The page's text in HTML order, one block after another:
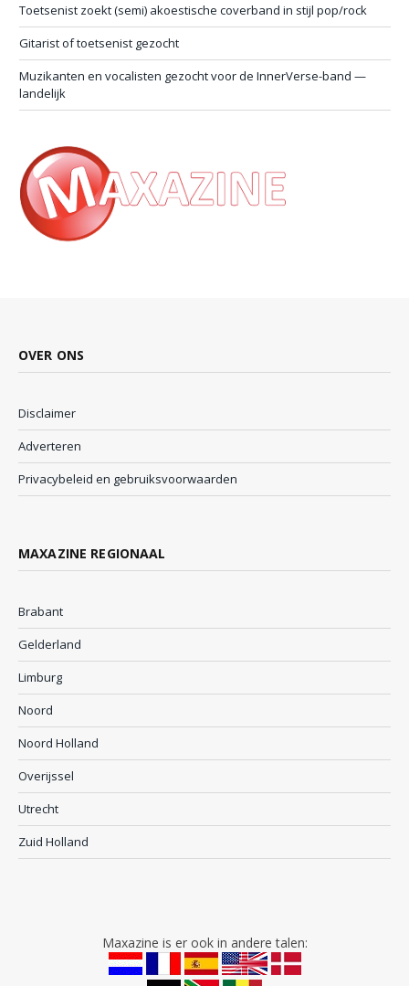
Toetsenist zoekt (semi) akoestische coverband in stijl pop/rock
Gitarist of toetsenist gezocht
Muzikanten en vocalisten gezocht voor de InnerVerse-band —
landelijk
OVER ONS
Disclaimer
Adverteren
Privacybeleid en gebruiksvoorwaarden
MAXAZINE REGIONAAL
Brabant
Gelderland
Limburg
Noord
Noord Holland
Overijssel
Utrecht
Zuid Holland
Maxazine is er ook in andere talen: